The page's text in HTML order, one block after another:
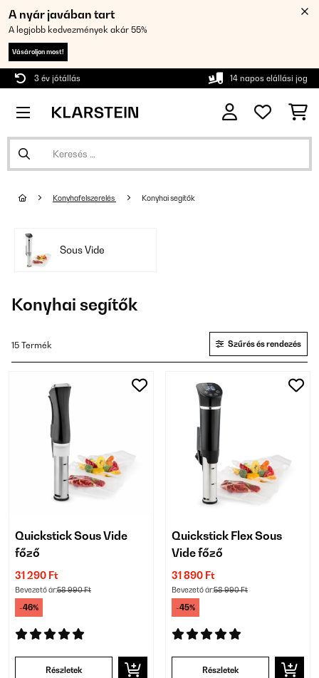
A nyár javában tart
A legjobb kedvezmények akár 55%
Vásároljon most!
3 év jótállás 14 napos elállási jog
Konyhafelszerelés Konyhai segítők
Sous Vide
Konyhai segítők
15 Termék Szűrés és rendezés
Quickstick Sous Vide
főző
31 290 Ft
Bevezető ár:58 990 Ft
-46%
Részletek
Quickstick Flex Sous
Vide főző
31 890 Ft
Bevezető ár:58 990 Ft
-45%
Részletek